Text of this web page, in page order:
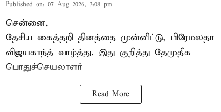
Published on: 07 Aug 2026, 3:08 pm
சென்னை,
தேசிய கைத்தறி தினத்தை முன்னிட்டு, பிரேமலதா
விஜயகாந்த் வாழ்த்து. இது குறித்து தேமுதிக
பொதுச்செயலாளர்
Read More